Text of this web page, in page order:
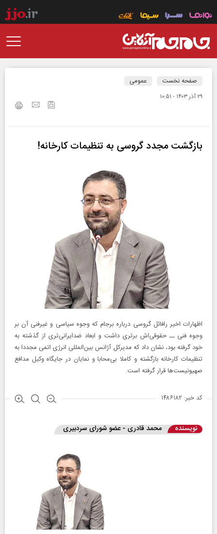
صفحه نخست عمومی
۲۹ آذر ۱۴۰۳ - ۱۰:۵۱
بازگشت مجدد گروسی به تنظیمات کارخانه!
اظهارات اخیر رافائل گروسی درباره برجام که وجوه سیاسی و غیرفنی آن بر
وجوه فنی ــ‌ حقوقی‌اش برتری داشت و ابعاد ضدایرانی‌تری از گذشته به
خود گرفته بود، نشان داد که مدیرکل آژانس بین‌المللی انرژی اتمی مجددا به
تنظیمات کارخانه بازگشته و کاملا بی‌محابا و نمایان در جایگاه وکیل مدافع
صهیونیست‌ها قرار گرفته است.
کد خبر: ۱۴۸۶۱۸۲
نویسنده محمد قادری - عضو شورای سردبیری